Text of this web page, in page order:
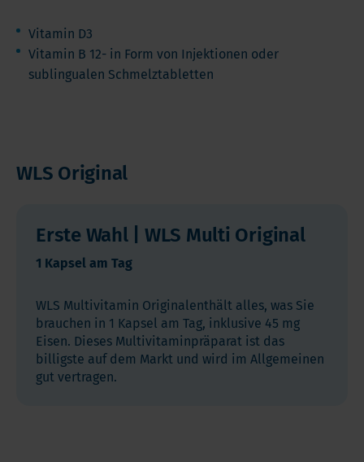
Vitamin D3
Vitamin B 12- in Form von Injektionen oder
sublingualen Schmelztabletten
WLS Original
Erste Wahl | WLS Multi Original
1 Kapsel am Tag
WLS Multivitamin Originalenthält alles, was Sie
brauchen in 1 Kapsel am Tag, inklusive 45 mg
Eisen. Dieses Multivitaminpräparat ist das
billigste auf dem Markt und wird im Allgemeinen
gut vertragen.